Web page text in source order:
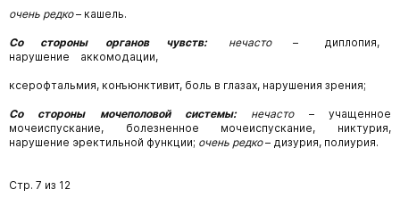
очень редко– кашель.
Со стороны органов чувств: нечасто– диплопия,
нарушение аккомодации,
ксерофтальмия, конъюнктивит, боль в глазах, нарушения зрения;
Со стороны мочеполовой системы: нечасто –
учащенное
мочеиспускание,
болезненное
мочеиспускание, никтурия,
нарушение эректильной функции; очень редко– дизурия, полиурия.
Стр. 7 из 12